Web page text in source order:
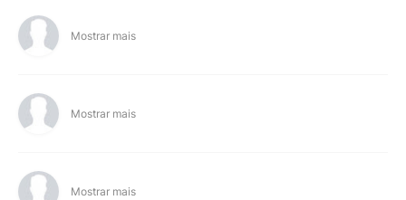
Mostrar mais
Mostrar mais
Mostrar mais